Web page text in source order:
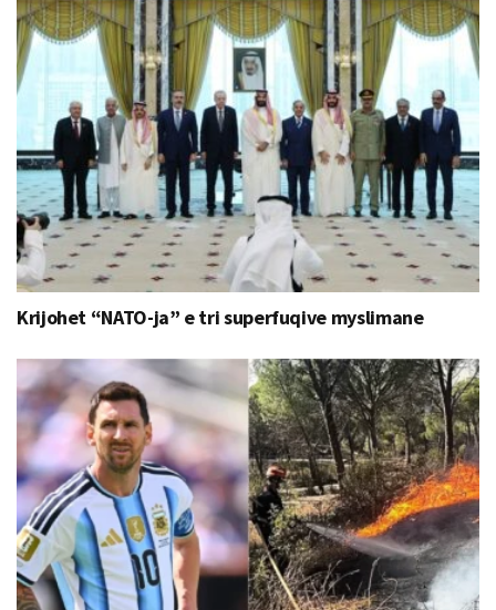
Krijohet “NATO-ja” e tri superfuqive myslimane